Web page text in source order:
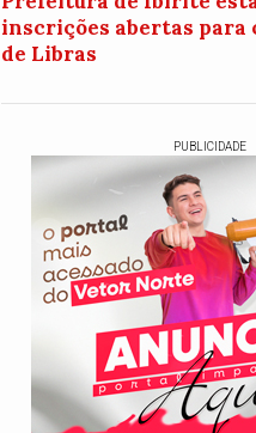
inscrições abertas para
de Libras
PUBLICIDADE